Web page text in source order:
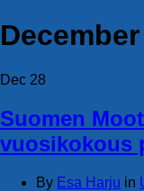
Dec 28
Suomen
vuosikokous
By Esa Harju in